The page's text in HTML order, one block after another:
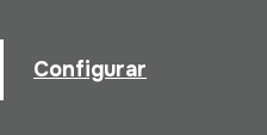
Configurar